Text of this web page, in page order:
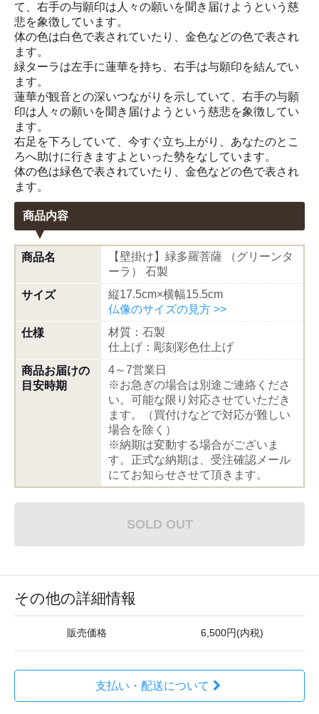
て、右手の与願印は人々の願いを聞き届けようという慈
悲を象徴しています。
体の色は白色で表されていたり、金色などの色で表され
ます。
緑ターラは左手に蓮華を持ち、右手は与願印を結んでい
ます。
蓮華が観音との深いつながりを示していて、右手の与願
印は人々の願いを聞き届けようという慈悲を象徴してい
ます。
右足を下ろしていて、今すぐ立ち上がり、あなたのとこ
ろへ助けに行きますよといった勢をなしています。
体の色は緑色で表されていたり、金色などの色で表され
ます。
商品内容
商品名
【壁掛け】緑多羅菩薩 （グリーンタ
ーラ） 石製
サイズ
縦17.5cm×横幅15.5cm
仏像のサイズの見方 >>
仕様
材質：石製
仕上げ：彫刻彩色仕上げ
商品お届けの
目安時期
4～7営業日
※お急ぎの場合は別途ご連絡くださ
い。可能な限り対応させていただき
ます。（買付けなどで対応が難しい
場合を除く）
※納期は変動する場合がございま
す。正式な納期は、受注確認メール
にてお知らせさせて頂きます。
SOLD OUT
その他の詳細情報
販売価格 6,500円(内税)
支払い・配送について